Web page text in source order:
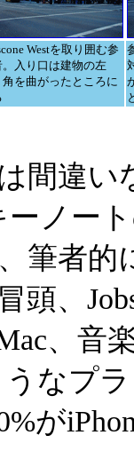
Westを取り囲む参
。入り口は建物の左
角を曲がったところに
間違い
ーノー
筆者的
頭、
、音
なプ
が